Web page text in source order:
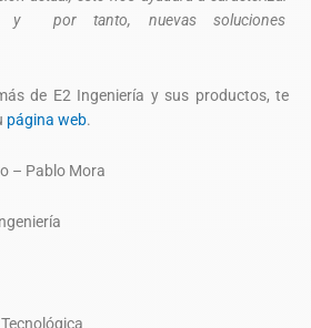
y por tanto, nuevas soluciones
de E2 Ingeniería y sus productos, te
página web.
– Pablo Mora